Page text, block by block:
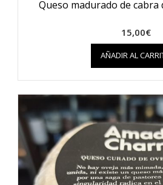
Queso madurado de cabra
15,00€
AÑADIR AL